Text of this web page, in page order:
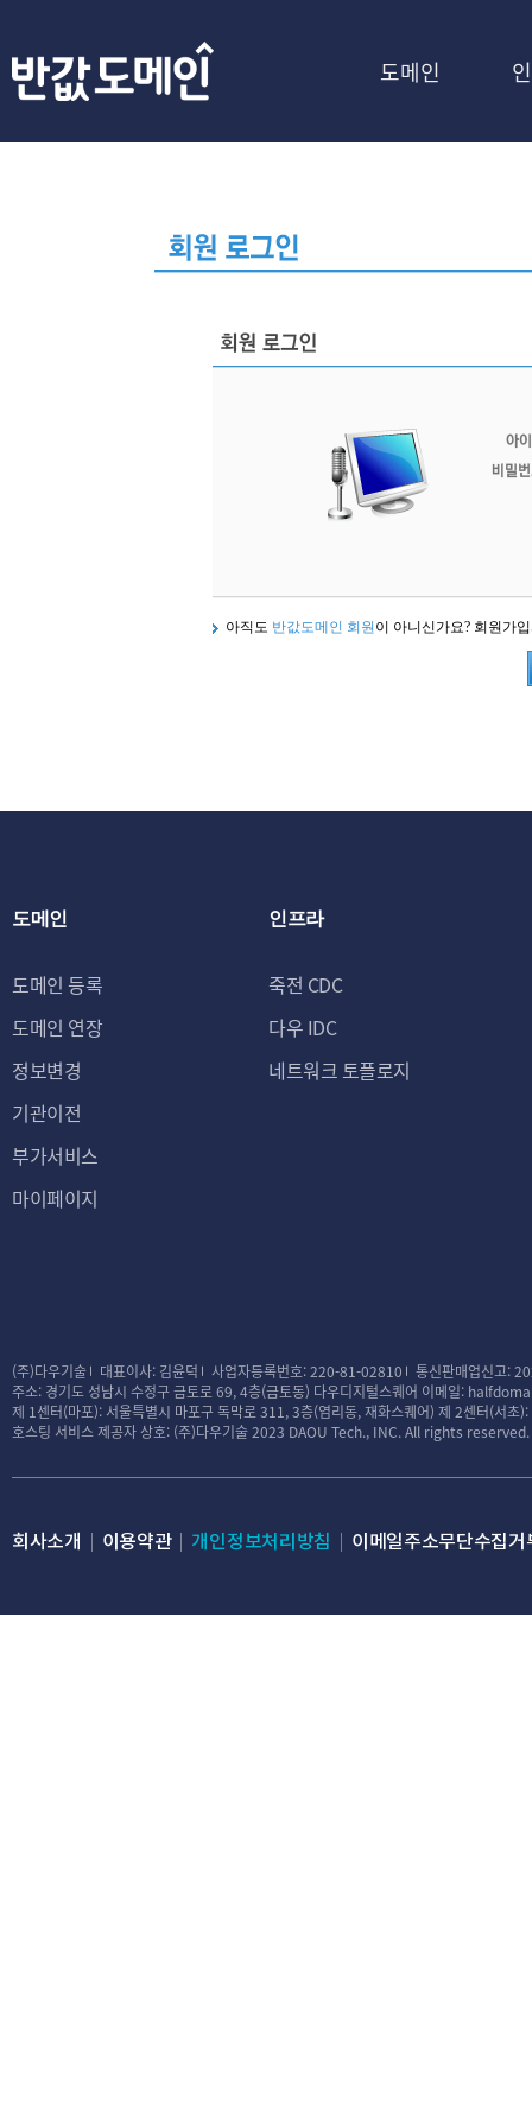
도메인
아직도 반값도메인 회원 이 아니신가요? 회원가
도메인
도메인 등록
도메인 연장
정보변경
기관이전
부가서비스
마이페이지
인프라
죽전 CDC
다우 IDC
네트워크 토플로지
(주)다우기술 대표이사: 김윤덕 사업자등록번호: 220-81-02810
통신판매업신고:
주소: 경기도 성남시 수정구 금토로 69, 4층(금토동) 다우디지털스퀘어 이메일:
제 1센터(마포): 서울특별시 마포구 독막로 311, 3층(염리동, 재화스퀘어) 제 2센터(서초
호스팅 서비스 제공자 상호: (주)다우기술2023 DAOU Tech., INC. All rights reserved.
회사소개 이용약관 개인정보처리방침 이메일주소무단수집거